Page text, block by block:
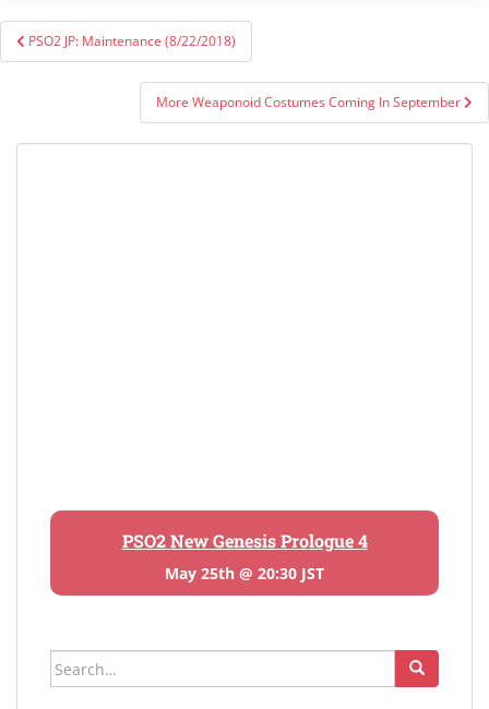
Post
navigation
PSO2 JP: Maintenance (8/22/2018)
More Weaponoid Costumes Coming In September
PSO2 New Genesis Prologue 4
May 25th @ 20:30 JST
Search
for: